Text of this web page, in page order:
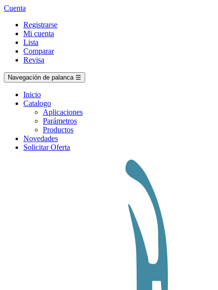
Cuenta
Registrarse
Mi cuenta
Lista
Comparar
Revisa
Navegación de palanca ☰
Inicio
Catalogo
Aplicaciones
Parámetros
Productos
Novedades
Solicitar Oferta